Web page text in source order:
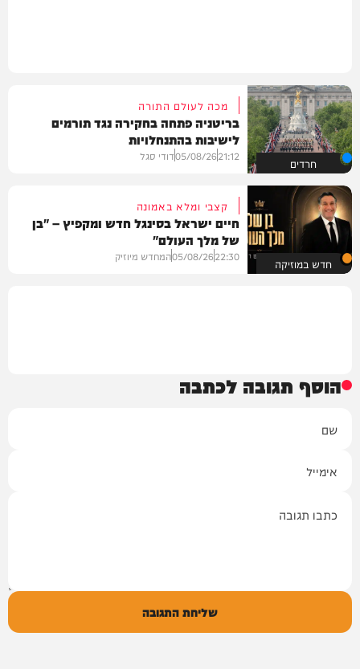
חרדים
מכה לעולם התורה
בריטניה פתחה בחקירה נגד תורמים
לישיבות בהתנחלויות
21:12
05/08/26דודי סגל
חדש במוזיקה
קצבי ומלא באמונה
חיים ישראל בסינגל חדש ומקפיץ – "בן
של מלך העולם"
22:30
05/08/26המחדש מיוזיק
הוסף תגובה לכתבה
שליחת התגובה